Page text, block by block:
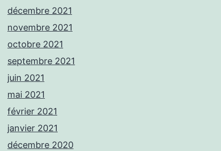
décembre 2021
novembre 2021
octobre 2021
septembre 2021
juin 2021
mai 2021
février 2021
janvier 2021
décembre 2020